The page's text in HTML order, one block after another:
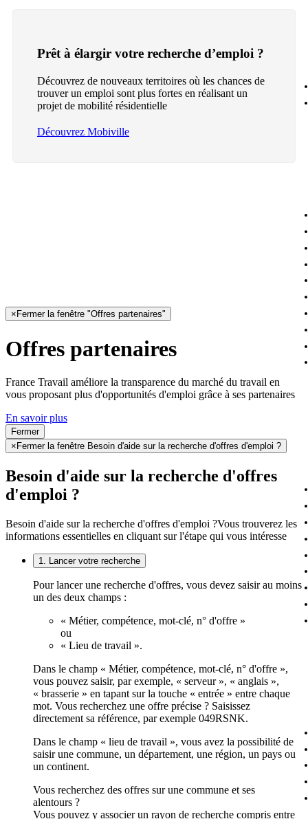
Prêt à élargir votre recherche d’emploi ?
Découvrez de nouveaux territoires où les chances de
trouver un emploi sont plus fortes en réalisant un
projet de mobilité résidentielle
Découvrez Mobiville
× Fermer la fenêtre "Offres partenaires"
Offres partenaires
France Travail améliore la transparence du marché du travail en
vous proposant plus d'opportunités d'emploi grâce à ses partenaires
En savoir plus
Fermer
× Fermer la fenêtre Besoin d'aide sur la recherche d'offres d'emploi ?
Besoin d'aide sur la recherche d'offres
d'emploi ?
Besoin d'aide sur la recherche d'offres d'emploi ?Vous trouverez les
informations essentielles en cliquant sur l'étape qui vous intéresse
1. Lancer votre recherche
Pour lancer une recherche d'offres, vous devez saisir au moins
un des deux champs :
« Métier, compétence, mot-clé, n° d'offre »
ou
« Lieu de travail ».
Dans le champ « Métier, compétence, mot-clé, n° d'offre »,
vous pouvez saisir, par exemple, « serveur », « anglais »,
« brasserie » en tapant sur la touche « entrée » entre chaque
mot. Vous recherchez une offre précise ? Saisissez
directement sa référence, par exemple 049RSNK.
Dans le champ « lieu de travail », vous avez la possibilité de
saisir une commune, un département, une région, un pays ou
un continent.
Vous recherchez des offres sur une commune et ses
alentours ?
Vous pouvez y associer un rayon de recherche compris entre